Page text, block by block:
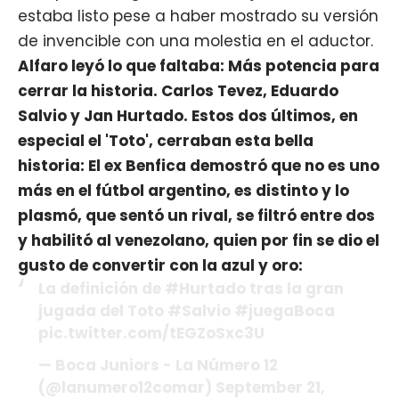
estaba listo pese a haber mostrado su versión
de invencible con una molestia en el aductor.
Alfaro leyó lo que faltaba: Más potencia para
cerrar la historia. Carlos Tevez, Eduardo
Salvio y Jan Hurtado. Estos dos últimos, en
especial el 'Toto', cerraban esta bella
historia: El ex Benfica demostró que no es uno
más en el fútbol argentino, es distinto y lo
plasmó, que sentó un rival, se filtró entre dos
y habilitó al venezolano, quien por fin se dio el
gusto de convertir con la azul y oro: